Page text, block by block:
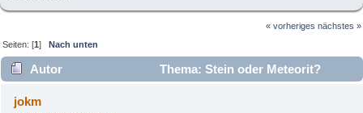
« vorheriges nächstes »
Seiten: [1]Nach unten
Autor
Thema: Stein oder Meteorit?
(Gelesen 5158 mal)
jokm